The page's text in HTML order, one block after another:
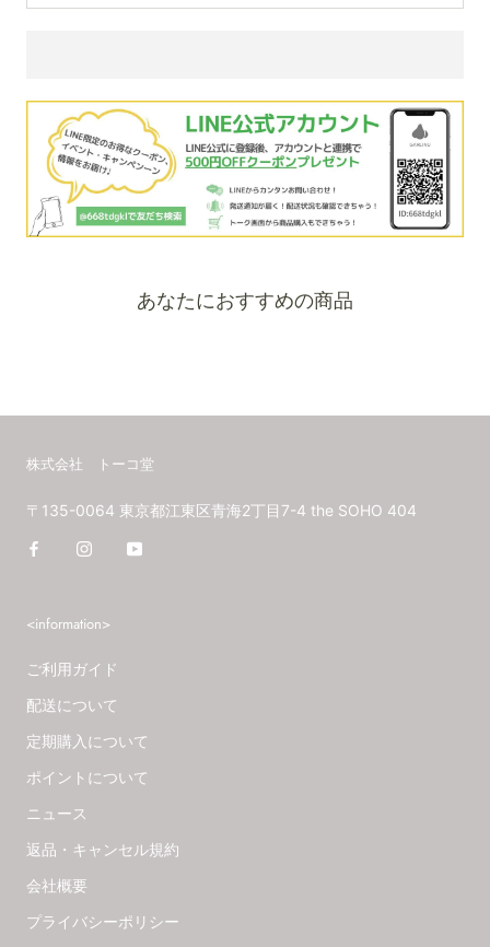
あなたにおすすめの商品
株式会社 トーコ堂
〒135-0064 東京都江東区青海2丁目7-4 the SOHO 404
<information>
ご利用ガイド
配送について
定期購入について
ポイントについて
ニュース
返品・キャンセル規約
会社概要
プライバシーポリシー